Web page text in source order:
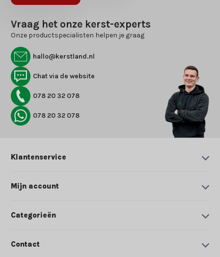
Vraag het onze kerst-experts
Onze productspecialisten helpen je graag
hallo@kerstland.nl
Chat via de website
078 20 32 078
078 20 32 078
Klantenservice
Mijn account
Categorieën
Contact